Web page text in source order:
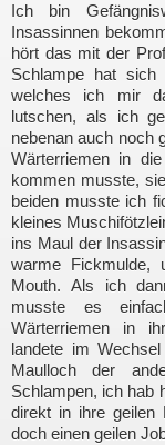
Ich bin
Insassinnen
hört das mit der
Schlampe hat
welches ich mir
lutschen, als ich
nebenan auch noch
Wärterriemen in
kommen musste,
beiden musste ich
kleines
ins Maul der
warme Fickmulde,
Mouth. Als ich
musste es
Wärterriemen in
landete im
Maulloch der
Schlampen, ich hab
direkt in ihre geilen
doch einen geilen